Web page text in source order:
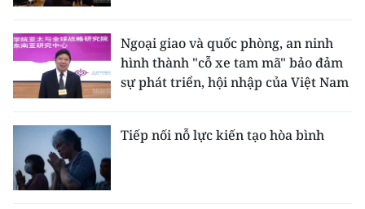
Ngoại giao và quốc phòng, an ninh
hình thành "cỗ xe tam mã" bảo đảm
sự phát triển, hội nhập của Việt Nam
Tiếp nối nỗ lực kiến tạo hòa bình